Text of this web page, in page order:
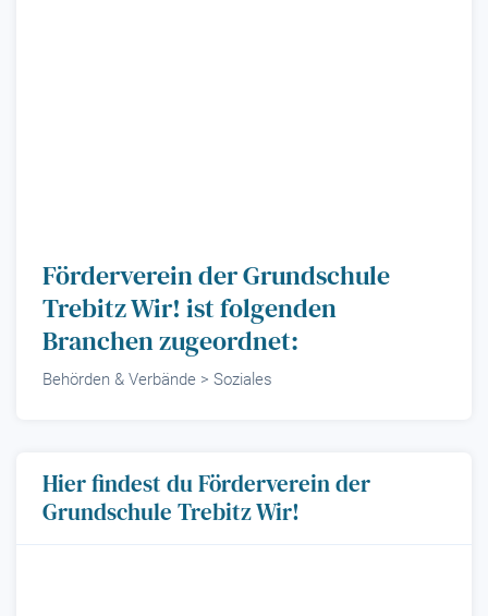
Förderverein der Grundschule
Trebitz Wir! ist folgenden
Branchen zugeordnet:
Behörden & Verbände > Soziales
Hier findest du Förderverein der
Grundschule Trebitz Wir!